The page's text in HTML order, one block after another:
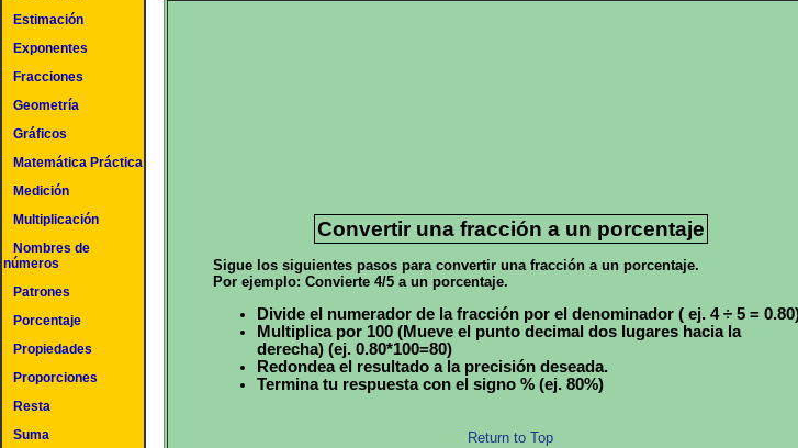
Estimación
Exponentes
Fracciones
Geometría
Gráficos
Matemática Práctica
Medición
Multiplicación
Nombres de
números
Patrones
Porcentaje
Propiedades
Proporciones
Resta
Suma
Convertir una fracción a un porcentaje
Sigue los siguientes pasos para convertir una fracción a un porcentaje.
Por ejemplo: Convierte 4/5 a un porcentaje.
Divide el numerador de la fracción por el denominador ( ej. 4 ÷ 5 =
Multiplica por 100 (Mueve el punto decimal dos lugares hacia la
derecha) (ej. 0.80*100=80)
Redondea el resultado a la precisión deseada.
Termina tu respuesta con el signo % (ej. 80%)
Return to Top